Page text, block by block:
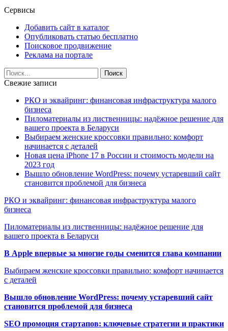
Сервисы
Добавить сайт в каталог
Опубликовать статью бесплатно
Поисковое продвижение
Реклама на портале
Свежие записи
РКО и эквайринг: финансовая инфраструктура малого
бизнеса
Пиломатериалы из лиственницы: надёжное решение для
вашего проекта в Беларуси
Выбираем женские кроссовки правильно: комфорт
начинается с деталей
Новая цена iPhone 17 в России и стоимость модели на
2023 год
Вышло обновление WordPress: почему устаревший сайт
становится проблемой для бизнеса
РКО и эквайринг: финансовая инфраструктура малого
бизнеса
Пиломатериалы из лиственницы: надёжное решение для
вашего проекта в Беларуси
В Apple впервые за многие годы сменится глава компании
Выбираем женские кроссовки правильно: комфорт начинается
с деталей
Вышло обновление WordPress: почему устаревший сайт
становится проблемой для бизнеса
SEO промоция стартапов: ключевые стратегии и практики